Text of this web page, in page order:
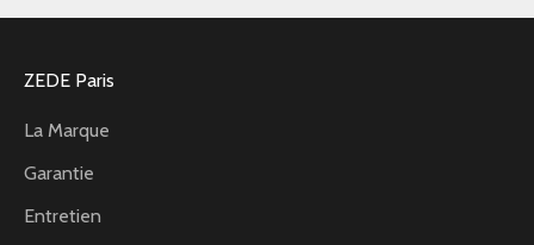
ZEDE Paris
La Marque
Garantie
Entretien